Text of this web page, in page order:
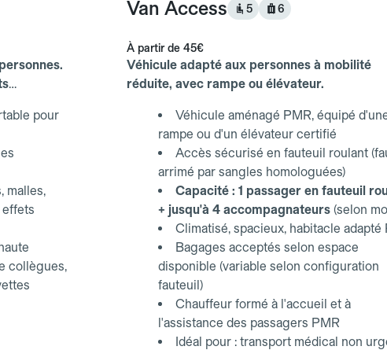
pour
malles,
collègues,
Van Access 5 6
À partir de 45€
Véhicule adapté aux personnes à mobilité
réduite, avec rampe ou élévateur.
Véhicule aménagé PMR, équipé
rampe ou d'un élévateur certifié
Accès sécurisé en fauteuil roulant
arrimé par sangles homologuées)
Capacité : 1 passager en fauteuil
+ jusqu'à 4 accompagnateurs (selon
Climatisé, spacieux, habitacle adapté
Bagages acceptés selon espace
disponible (variable selon configuration
fauteuil)
Chauffeur formé à l'accueil et à
l'assistance des passagers PMR
Idéal pour : transport médical non